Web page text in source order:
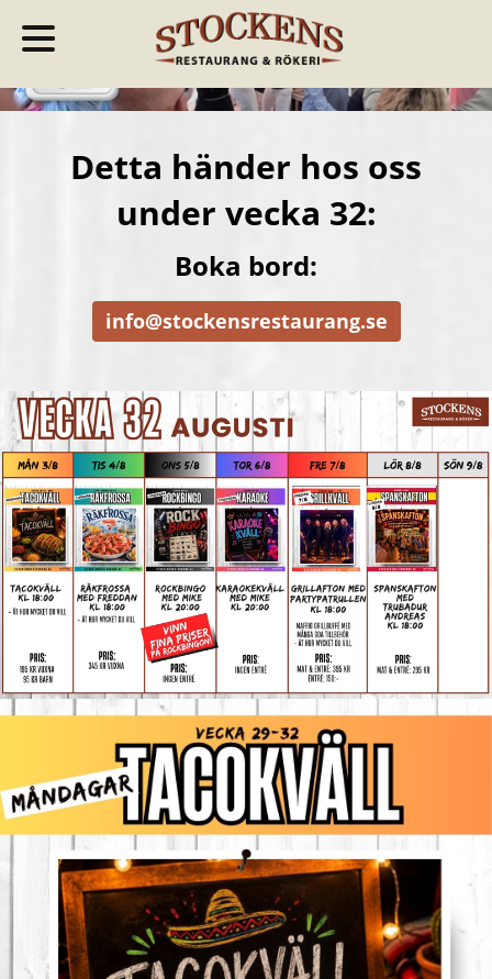
Detta händer hos oss
under vecka 32:
Boka bord:
info@stockensrestaurang.se